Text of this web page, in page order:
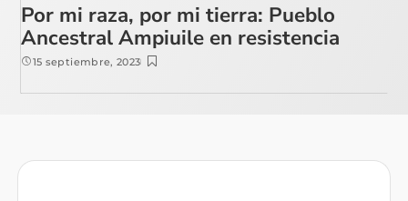
Por mi raza, por mi tierra: Pueblo
Ancestral Ampiuile en resistencia
15 septiembre, 2023